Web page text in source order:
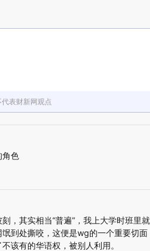
表财新网观点
角色
，其实相当“普遍”，我上大学时班里
到处撕咬，这便是wg的一个重要切
该有的华语权，被别人利用。